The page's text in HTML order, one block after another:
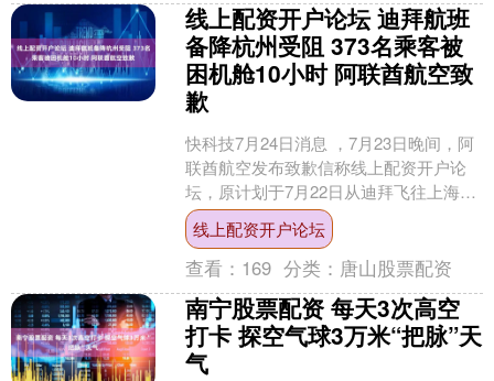
线上配资开户论坛 迪拜航班
备降杭州受阻 373名乘客被
困机舱10小时 阿联酋航空致
歉
快科技7月24日消息 ，7月23日晚间，阿
联酋航空发布致歉信称线上配资开户论
坛，原计划于7月22日从迪拜飞往上海的
阿联酋航空EK302航班，因恶劣天气条件
备降杭....
线上配资开户论坛
查看： 169 分类： 唐山股票配资
南宁股票配资 每天3次高空
打卡 探空气球3万米“把脉”天
气